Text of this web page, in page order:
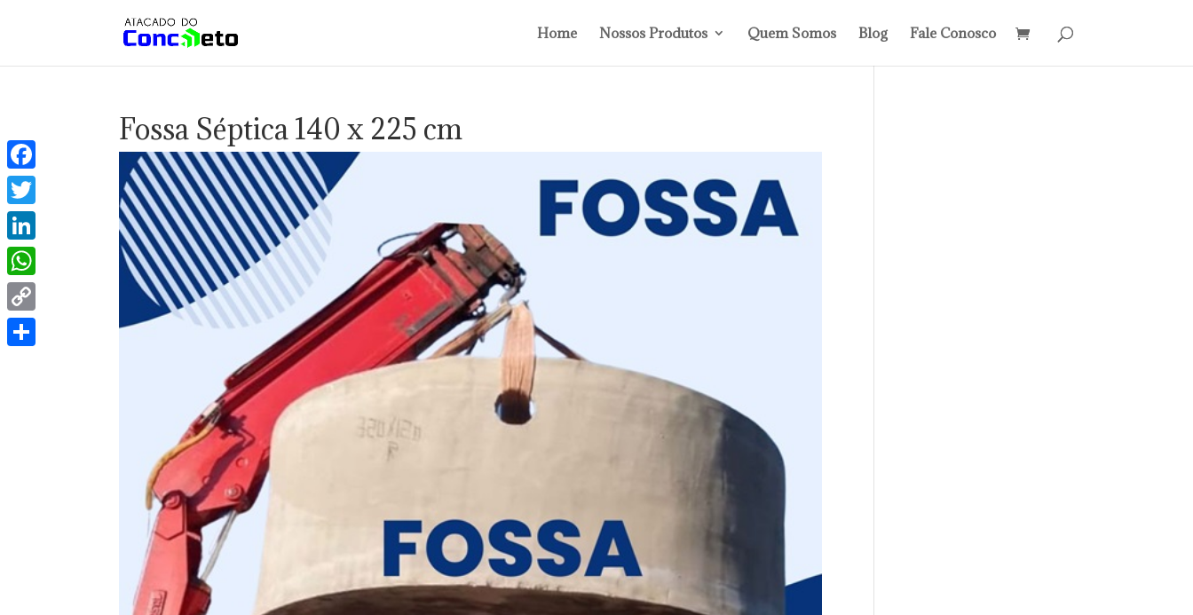
Home Nossos Produtos Quem Somos Blog Fale Conosco
Fossa Séptica 140 x 225 cm
Facebook
Twitter
LinkedIn
WhatsApp
Copy